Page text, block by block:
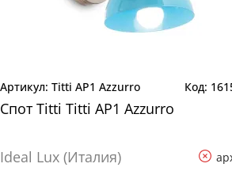
Titti AP1 Azzurro
Спот Titti Titti AP1 Azzurro
Ideal Lux (Италия)